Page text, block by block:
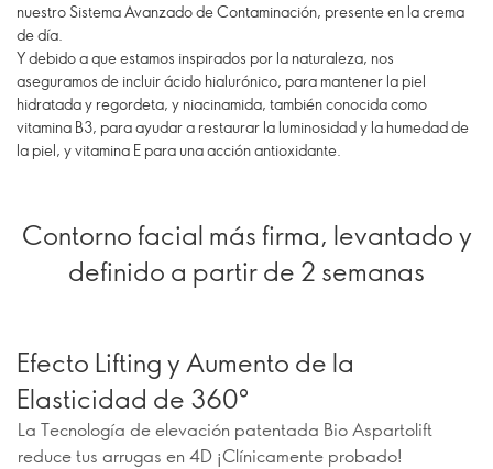
nuestro Sistema Avanzado de Contaminación, presente en la crema
de día.
Y debido a que estamos inspirados por la naturaleza, nos
aseguramos de incluir ácido hialurónico, para mantener la piel
hidratada y regordeta, y niacinamida, también conocida como
vitamina B3, para ayudar a restaurar la luminosidad y la humedad de
la piel, y vitamina E para una acción antioxidante.
Contorno facial más firma, levantado y
definido a partir de 2 semanas
Efecto Lifting y Aumento de la
Elasticidad de 360º
La Tecnología de elevación patentada Bio Aspartolift
reduce tus arrugas en 4D ¡Clínicamente probado!